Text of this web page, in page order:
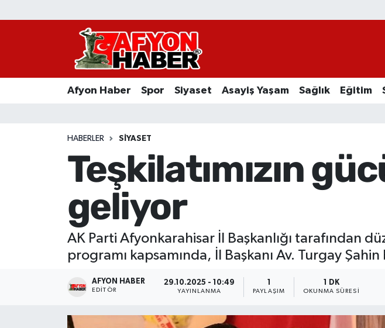
Afyon Haber Spor Siyaset Asayiş Yaşam Sağlık Eğitim
HABERLER SIYASET
Teşkilatımızın
geliyor
AK Parti Afyonkarahisar İl Başkanlığı tarafından
programı kapsamında, İl Başkanı Av. Turgay
AFYON HABER
EDITÖR
29.10.2025 - 10:49
YAYINLANMA PAYLAŞIM
1 DK
OKUNMA SÜRESI
Afyon Haber
Asayiş Yaşam
Sivil Toplum
Ekonomi
Magazin